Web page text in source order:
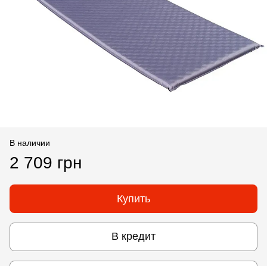
В наличии
2 709 грн
Купить
В кредит